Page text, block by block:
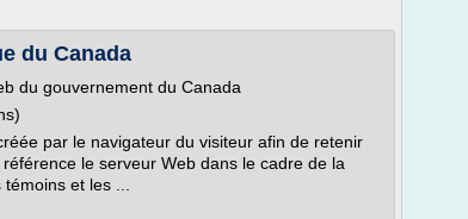
du Canada
du gouvernement du Canada
par le navigateur du visiteur afin de retenir
le serveur Web dans le cadre de la
et les ...